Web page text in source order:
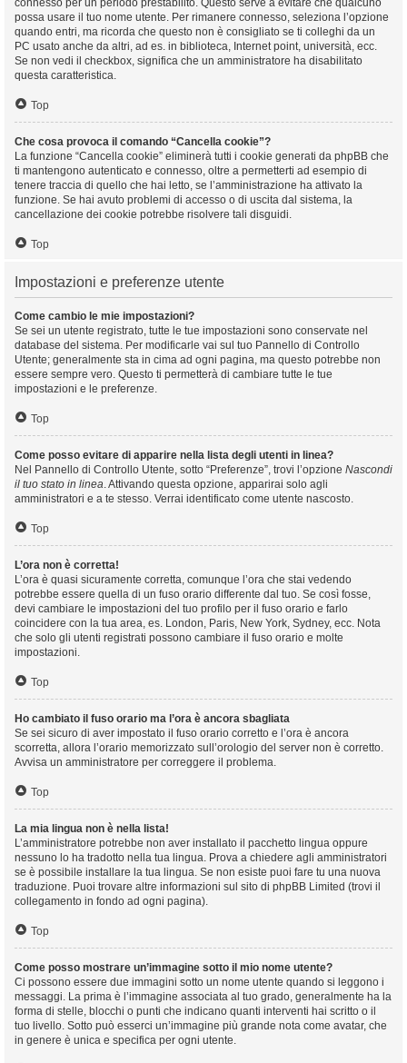
connesso per un periodo prestabilito. Questo serve a evitare che qualcuno
possa usare il tuo nome utente. Per rimanere connesso, seleziona l’opzione
quando entri, ma ricorda che questo non è consigliato se ti colleghi da un
PC usato anche da altri, ad es. in biblioteca, Internet point, università, ecc.
Se non vedi il checkbox, significa che un amministratore ha disabilitato
questa caratteristica.
Top
Che cosa provoca il comando “Cancella cookie”?
La funzione “Cancella cookie” eliminerà tutti i cookie generati da phpBB che
ti mantengono autenticato e connesso, oltre a permetterti ad esempio di
tenere traccia di quello che hai letto, se l’amministrazione ha attivato la
funzione. Se hai avuto problemi di accesso o di uscita dal sistema, la
cancellazione dei cookie potrebbe risolvere tali disguidi.
Top
Impostazioni e preferenze utente
Come cambio le mie impostazioni?
Se sei un utente registrato, tutte le tue impostazioni sono conservate nel
database del sistema. Per modificarle vai sul tuo Pannello di Controllo
Utente; generalmente sta in cima ad ogni pagina, ma questo potrebbe non
essere sempre vero. Questo ti permetterà di cambiare tutte le tue
impostazioni e le preferenze.
Top
Come posso evitare di apparire nella lista degli utenti in linea?
Nel Pannello di Controllo Utente, sotto “Preferenze”, trovi l’opzione Nascondi
il tuo stato in linea. Attivando questa opzione, apparirai solo agli
amministratori e a te stesso. Verrai identificato come utente nascosto.
Top
L’ora non è corretta!
L’ora è quasi sicuramente corretta, comunque l’ora che stai vedendo
potrebbe essere quella di un fuso orario differente dal tuo. Se così fosse,
devi cambiare le impostazioni del tuo profilo per il fuso orario e farlo
coincidere con la tua area, es. London, Paris, New York, Sydney, ecc. Nota
che solo gli utenti registrati possono cambiare il fuso orario e molte
impostazioni.
Top
Ho cambiato il fuso orario ma l’ora è ancora sbagliata
Se sei sicuro di aver impostato il fuso orario corretto e l’ora è ancora
scorretta, allora l’orario memorizzato sull’orologio del server non è corretto.
Avvisa un amministratore per correggere il problema.
Top
La mia lingua non è nella lista!
L’amministratore potrebbe non aver installato il pacchetto lingua oppure
nessuno lo ha tradotto nella tua lingua. Prova a chiedere agli amministratori
se è possibile installare la tua lingua. Se non esiste puoi fare tu una nuova
traduzione. Puoi trovare altre informazioni sul sito di phpBB Limited (trovi il
collegamento in fondo ad ogni pagina).
Top
Come posso mostrare un’immagine sotto il mio nome utente?
Ci possono essere due immagini sotto un nome utente quando si leggono i
messaggi. La prima è l’immagine associata al tuo grado, generalmente ha la
forma di stelle, blocchi o punti che indicano quanti interventi hai scritto o il
tuo livello. Sotto può esserci un’immagine più grande nota come avatar, che
in genere è unica e specifica per ogni utente.